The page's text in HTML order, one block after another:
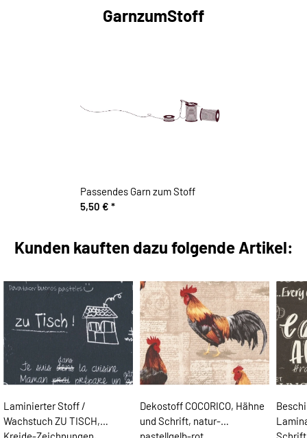
GarnzumStoff
Passendes Garn zum Stoff
5,50 € *
Kunden kauften dazu folgende Artikel:
Laminierter Stoff /
Wachstuch ZU TISCH,
Dekostoff COCORICO, Hähne
und Schrift, natur-